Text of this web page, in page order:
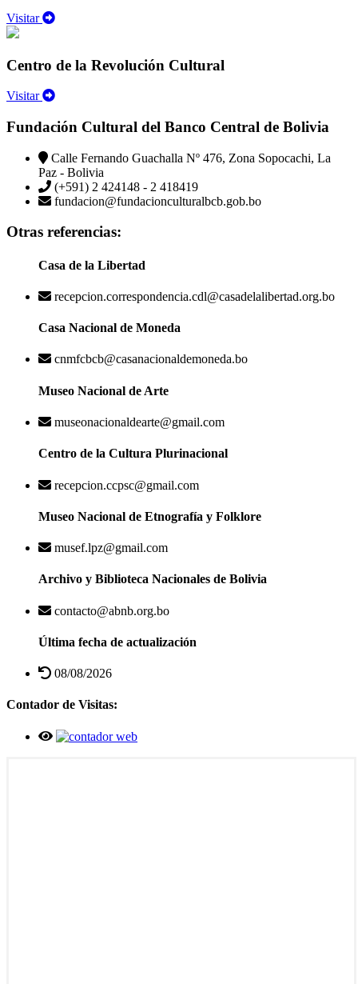
Visitar
Centro de la Revolución Cultural
Visitar
Fundación Cultural del Banco Central de Bolivia
Calle Fernando Guachalla Nº 476, Zona Sopocachi, La
Paz - Bolivia
(+591) 2 424148 - 2 418419
fundacion@fundacionculturalbcb.gob.bo
Otras referencias:
Casa de la Libertad
recepcion.correspondencia.cdl@casadelalibertad.org.bo
Casa Nacional de Moneda
cnmfcbcb@casanacionaldemoneda.bo
Museo Nacional de Arte
museonacionaldearte@gmail.com
Centro de la Cultura Plurinacional
recepcion.ccpsc@gmail.com
Museo Nacional de Etnografía y Folklore
musef.lpz@gmail.com
Archivo y Biblioteca Nacionales de Bolivia
contacto@abnb.org.bo
Última fecha de actualización
08/08/2026
Contador de Visitas: